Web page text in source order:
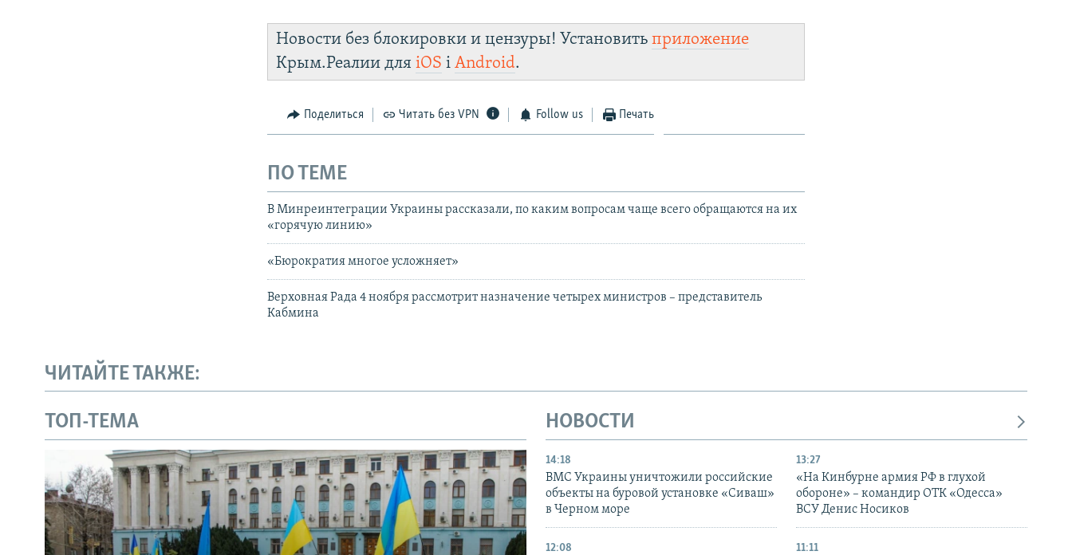
Новости без блокировки и цензуры! Установитьприложение
Крым.Реалии дляiOS іAndroid.
Поделиться Читать без VPN Follow us Печать
ПО ТЕМЕ
В Минреинтеграции Украины рассказали, по каким вопросам чаще всего обращаются на их
«горячую линию»
«Бюрократия многое усложняет»
Верховная Рада 4 ноября рассмотрит назначение четырех министров – представитель
Кабмина
ЧИТАЙТЕ ТАКЖЕ:
ТОП-ТЕМА НОВОСТИ
14:18
ВМС Украины уничтожили российские
объекты на буровой установке «Сиваш»
в Черном море
13:27
«На Кинбурне армия РФ в глухой
обороне» – командир ОТК «Одесса»
ВСУ Денис Носиков
12:08 11:11